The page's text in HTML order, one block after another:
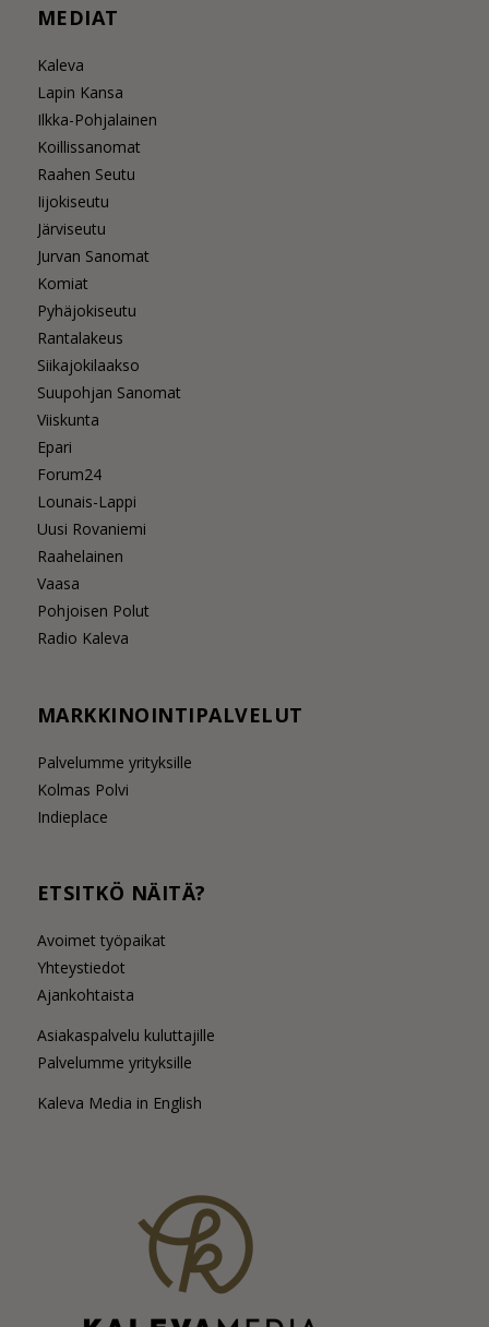
MEDIAT
Kaleva
Lapin Kansa
Ilkka-Pohjalainen
Koillissanomat
Raahen Seutu
Iijokiseutu
Järviseutu
Jurvan Sanomat
Komiat
Pyhäjokiseutu
Rantalakeus
Siikajokilaakso
Suupohjan Sanomat
Viiskunta
Epari
Forum24
Lounais-Lappi
Uusi Rovaniemi
Raahelainen
Vaasa
Pohjoisen Polut
Radio Kaleva
MARKKINOINTIPALVELUT
Palvelumme yrityksille
Kolmas Polvi
Indieplace
ETSITKÖ NÄITÄ?
Avoimet työpaikat
Yhteystiedot
Ajankohtaista
Asiakaspalvelu kuluttajille
Palvelumme yrityksille
Kaleva Media in English